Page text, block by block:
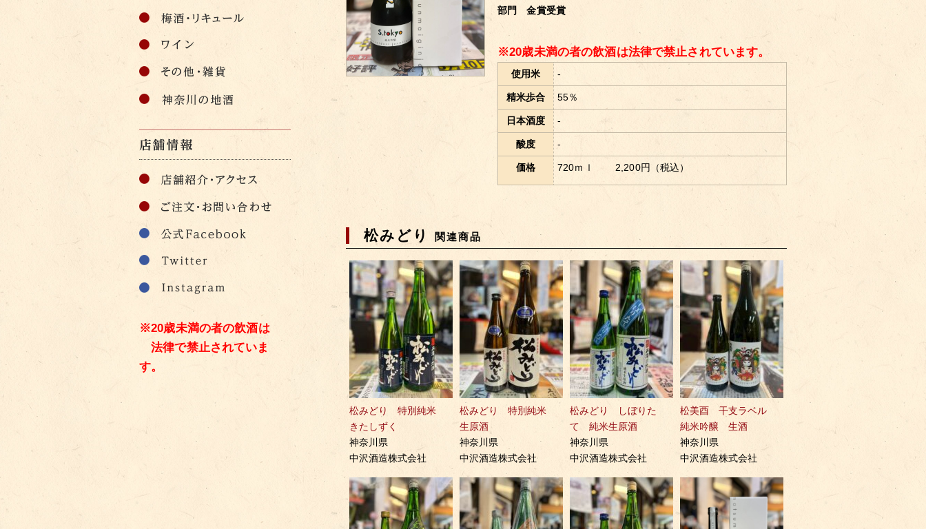
部門 金賞受賞
※20歳未満の者の飲酒は法律で禁止されています。
使用米 -
精米歩合 55％
日本酒度 -
酸度 -
価格 720ｍｌ 2,200円（税込）
松みどり 関連商品
松みどり 特別純米
きたしずく
神奈川県
中沢酒造株式会社
松みどり 特別純米
生原酒
神奈川県
中沢酒造株式会社
松みどり しぼりた
て 純米生原酒
神奈川県
中沢酒造株式会社
松美酉 干支ラベル
純米吟醸 生酒
神奈川県
中沢酒造株式会社
※20歳未満の者の飲酒は
法律で禁止されていま
す。